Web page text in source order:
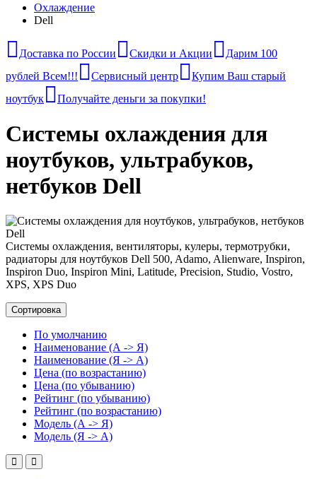
Охлаждение
Dell
Доставка по России Скидки и Акции
Дарим 100
рублей Всем!!!
Сервисный центр
Купим Ваш старый
ноутбук
Получайте деньги за покупки!
Системы охлаждения для
ноутбуков, ультрабуков,
нетбуков Dell
Системы охлаждения, вентиляторы, кулеры, термотрубки,
радиаторы для ноутбуков Dell 500, Adamo, Alienware, Inspiron,
Inspiron Duo, Inspiron Mini, Latitude, Precision, Studio, Vostro,
XPS, XPS Duo
Сортировка
По умолчанию
Наименование (А -> Я)
Наименование (Я -> А)
Цена (по возрастанию)
Цена (по убыванию)
Рейтинг (по убыванию)
Рейтинг (по возрастанию)
Модель (А -> Я)
Модель (Я -> А)